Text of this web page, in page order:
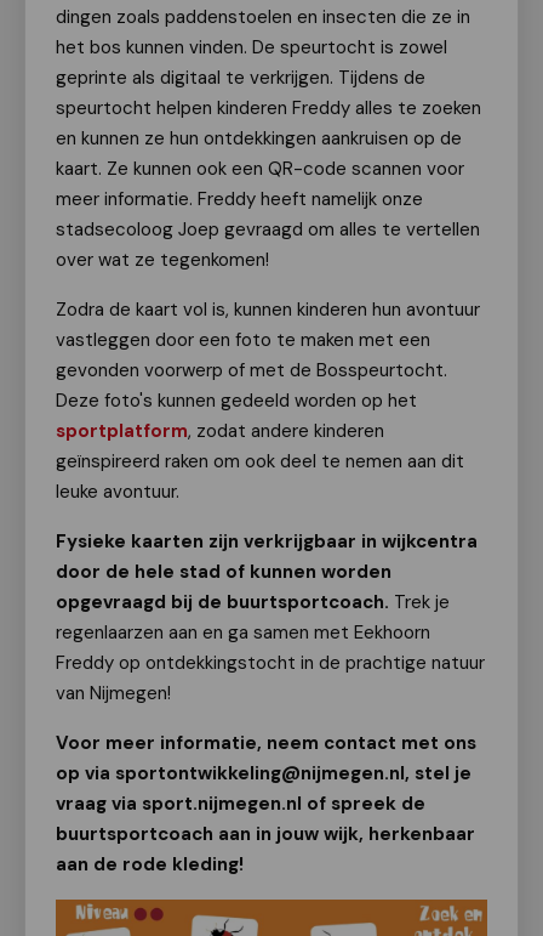
dingen zoals paddenstoelen en insecten die ze in
het bos kunnen vinden. De speurtocht is zowel
geprinte als digitaal te verkrijgen. Tijdens de
speurtocht helpen kinderen Freddy alles te zoeken
en kunnen ze hun ontdekkingen aankruisen op de
kaart. Ze kunnen ook een QR-code scannen voor
meer informatie. Freddy heeft namelijk onze
stadsecoloog Joep gevraagd om alles te vertellen
over wat ze tegenkomen!
Zodra de kaart vol is, kunnen kinderen hun avontuur
vastleggen door een foto te maken met een
gevonden voorwerp of met de Bosspeurtocht.
Deze foto's kunnen gedeeld worden op het
sportplatform, zodat andere kinderen
geïnspireerd raken om ook deel te nemen aan dit
leuke avontuur.
Fysieke kaarten zijn verkrijgbaar in wijkcentra
door de hele stad of kunnen worden
opgevraagd bij de buurtsportcoach. Trek je
regenlaarzen aan en ga samen met Eekhoorn
Freddy op ontdekkingstocht in de prachtige natuur
van Nijmegen!
Voor meer informatie, neem contact met ons
op via sportontwikkeling@nijmegen.nl, stel je
vraag via sport.nijmegen.nl of spreek de
buurtsportcoach aan in jouw wijk, herkenbaar
aan de rode kleding!